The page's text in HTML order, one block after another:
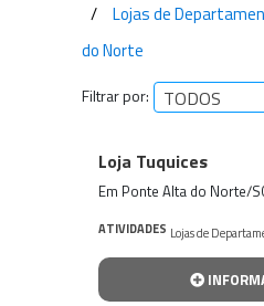
Lojas de
do Norte
Filtrar por: TODOS
Empresas
Loja Tuquices
Em Ponte Alta do Norte/
ATIVIDADES Lojas de